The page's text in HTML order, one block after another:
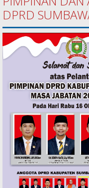
DPRD